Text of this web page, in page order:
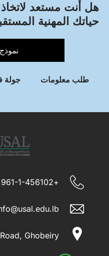
هل أنت مستعد لاتخاذ
حياتك المهنية
طلب معلومات جولة
+961-1-456102
Ghobeiry